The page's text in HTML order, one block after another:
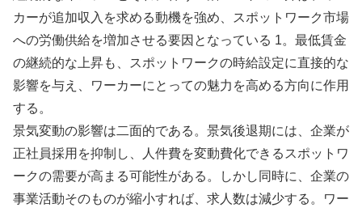
カーが追加収入を求める動機を強め、スポットワーク市場
への労働供給を増加させる要因となっている 1。最低賃金
の継続的な上昇も、スポットワークの時給設定に直接的な
影響を与え、ワーカーにとっての魅力を高める方向に作用
する。
景気変動の影響は二面的である。景気後退期には、企業が
正社員採用を抑制し、人件費を変動費化できるスポットワ
ークの需要が高まる可能性がある。しかし同時に、企業の
事業活動そのものが縮小すれば、求人数は減少する。ワー